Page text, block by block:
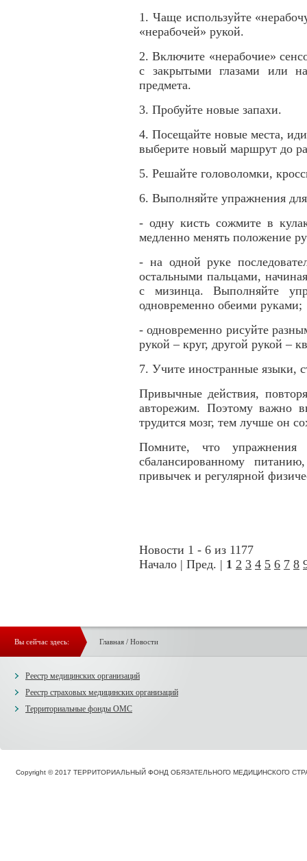
1. Чаще используйте
«нерабочей» рукой.
2. Включите «нерабочие»
с закрытыми глазами или
предмета.
3. Пробуйте новые запахи.
4. Посещайте новые места,
выберите новый маршрут до
5. Решайте головоломки,
6. Выполняйте упражнения
- одну кисть сожмите в
медленно менять положение
- на одной руке
остальными пальцами,
с мизинца. Выполняйте
одновременно обеими руками;
- одновременно рисуйте
рукой – круг, другой рукой –
7. Учите иностранные языки,
Привычные действия,
авторежим. Поэтому важно
трудится мозг, тем лучше он
Помните, что
сбалансированному
привычек и регулярной
Новости 1 - 6 из 1177
Начало | Пред. | 1 2 3 4 5 6 7 8
Вы сейчас здесь: Главная/ Новости
Реестр медицинских организаций
Реестр страховых медицинских организаций
Территориальные фонды ОМС
Copyright © 2017 ТЕРРИТОРИАЛЬНЫЙ ФОНД ОБЯЗАТЕЛЬНОГО МЕДИЦИНСКОГО